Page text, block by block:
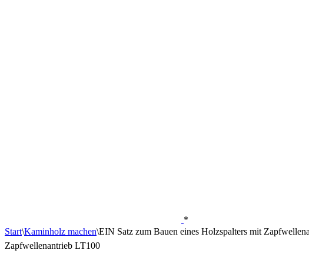
*
Start\Kaminholz machen\EIN Satz zum Bauen eines Holzspalters mit
Zapfwellenantrieb LT100